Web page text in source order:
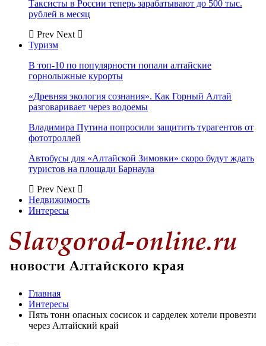
Таксисты в России теперь зарабатывают до 500 тыс.
рублей в месяц
Prev Next
Туризм
В топ-10 по популярности попали алтайские
горнолыжные курорты
«Древняя экология сознания». Как Горный Алтай
разговаривает через водоемы
Владимира Путина попросили защитить турагентов от
фототроллей
Автобусы для «Алтайской Зимовки» скоро будут ждать
туристов на площади Барнаула
Prev Next
Недвижимость
Интересы
Главная
Интересы
Пять тонн опасных сосисок и сарделек хотели провезти
через Алтайский край